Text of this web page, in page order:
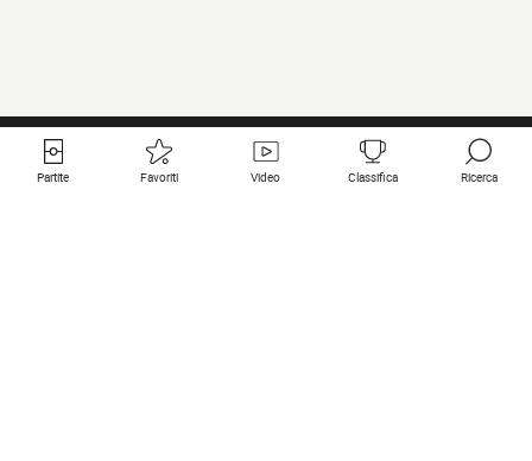
Partite Favoriti Video Classifica Ricerca